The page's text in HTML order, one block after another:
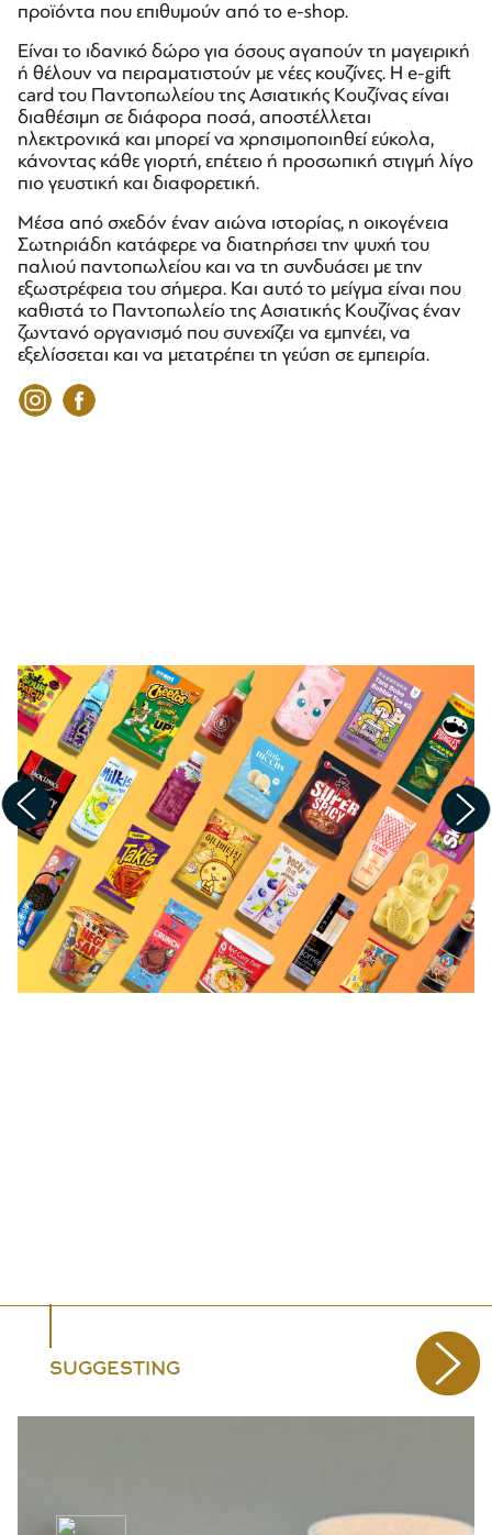
προϊόντα που επιθυμούν από το e-shop.
Είναι το ιδανικό δώρο για όσους αγαπούν τη μαγειρική
ή θέλουν να πειραματιστούν με νέες κουζίνες. Η e-gift
card του Παντοπωλείου της Ασιατικής Κουζίνας είναι
διαθέσιμη σε διάφορα ποσά, αποστέλλεται
ηλεκτρονικά και μπορεί να χρησιμοποιηθεί εύκολα,
κάνοντας κάθε γιορτή, επέτειο ή προσωπική στιγμή λίγο
πιο γευστική και διαφορετική.
Μέσα από σχεδόν έναν αιώνα ιστορίας, η οικογένεια
Σωτηριάδη κατάφερε να διατηρήσει την ψυχή του
παλιού παντοπωλείου και να τη συνδυάσει με την
εξωστρέφεια του σήμερα. Και αυτό το μείγμα είναι που
καθιστά το Παντοπωλείο της Ασιατικής Κουζίνας έναν
ζωντανό οργανισμό που συνεχίζει να εμπνέει, να
εξελίσσεται και να μετατρέπει τη γεύση σε εμπειρία.
SUGGESTING